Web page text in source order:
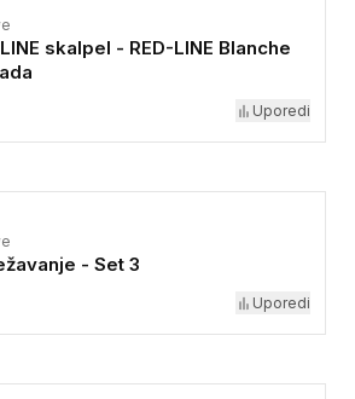
skalpel - RED-LINE Blanche
Uporedi
- Set 3
Uporedi